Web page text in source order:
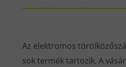
Az elektromos
sok termék tartozik. A